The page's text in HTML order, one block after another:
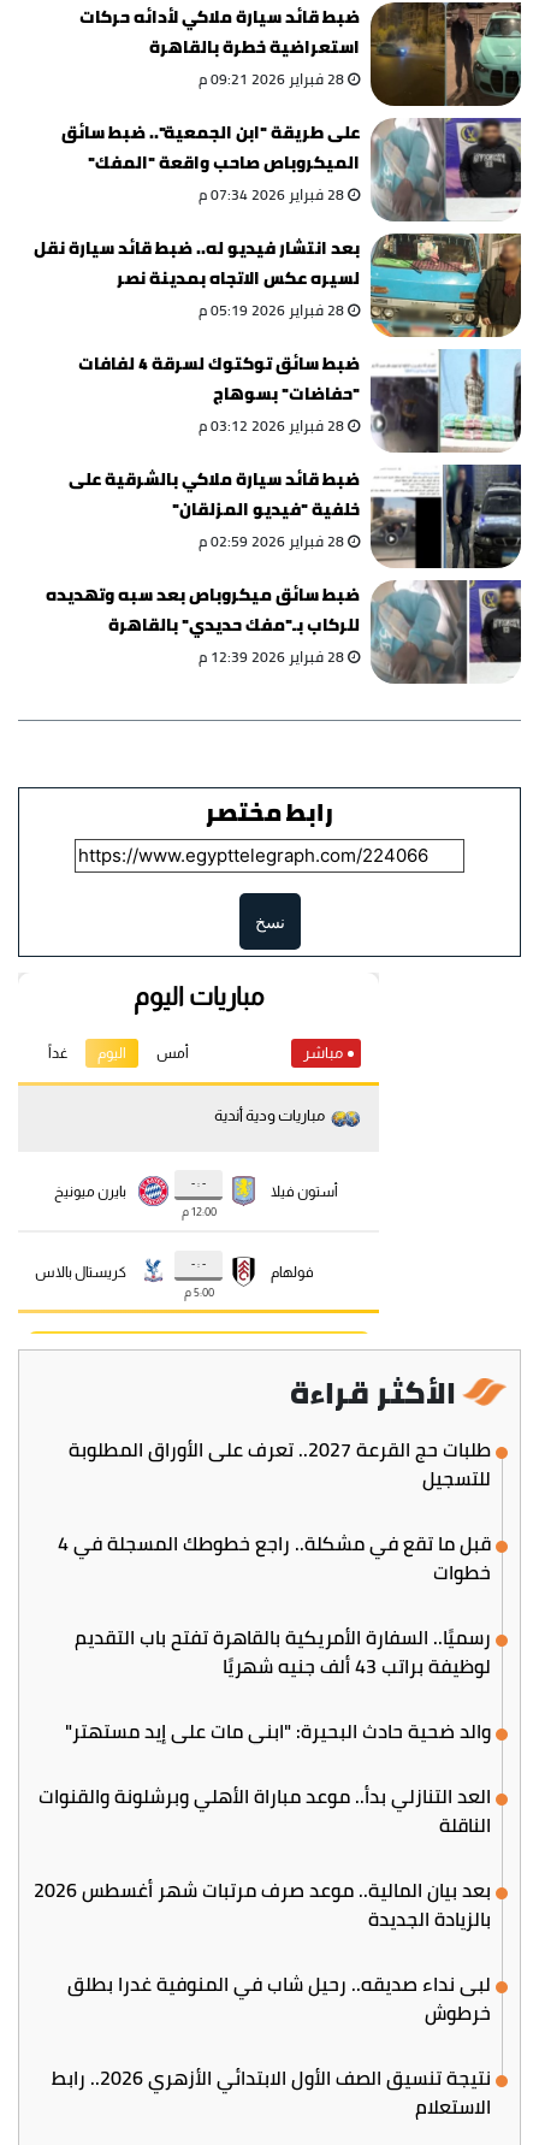
ضبط قائد سيارة ملاكي لأدائه حركات
استعراضية خطرة بالقاهرة
28 فبراير 2026 09:21 م
على طريقة "ابن الجمعية".. ضبط سائق
الميكروباص صاحب واقعة "المفك"
بالقاهرة
28 فبراير 2026 07:34 م
بعد انتشار فيديو له.. ضبط قائد سيارة نقل
لسيره عكس الاتجاه بمدينة نصر
28 فبراير 2026 05:19 م
ضبط سائق توكتوك لسرقة 4 لفافات
"حفاضات" بسوهاج
28 فبراير 2026 03:12 م
ضبط قائد سيارة ملاكي بالشرقية على
خلفية "فيديو المزلقان"
28 فبراير 2026 02:59 م
ضبط سائق ميكروباص بعد سبه وتهديده
للركاب بـ"مفك حديدي" بالقاهرة
28 فبراير 2026 12:39 م
رابط مختصر
نسخ
الأكثر قراءة
طلبات حج القرعة 2027.. تعرف على الأوراق المطلوبة
للتسجيل
قبل ما تقع في مشكلة.. راجع خطوطك المسجلة في 4
خطوات
رسميًا.. السفارة الأمريكية بالقاهرة تفتح باب التقديم
لوظيفة براتب 43 ألف جنيه شهريًا
والد ضحية حادث البحيرة: "ابني مات على إيد مستهتر"
العد التنازلي بدأ.. موعد مباراة الأهلي وبرشلونة والقنوات
الناقلة
بعد بيان المالية.. موعد صرف مرتبات شهر أغسطس 2026
بالزيادة الجديدة
لبى نداء صديقه.. رحيل شاب في المنوفية غدرا بطلق
خرطوش
نتيجة تنسيق الصف الأول الابتدائي الأزهري 2026.. رابط
الاستعلام